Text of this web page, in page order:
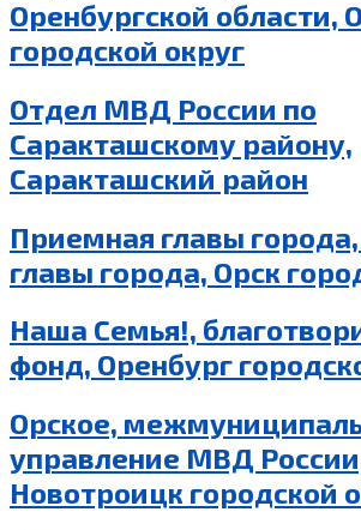
Оренбургской области,
городской округ
Отдел МВД России по
Саракташскому району,
Саракташский район
Приемная главы
главы города, Орск
Наша Семья!,
фонд, Оренбург
Орское,
управление МВД
Новотроицк городской